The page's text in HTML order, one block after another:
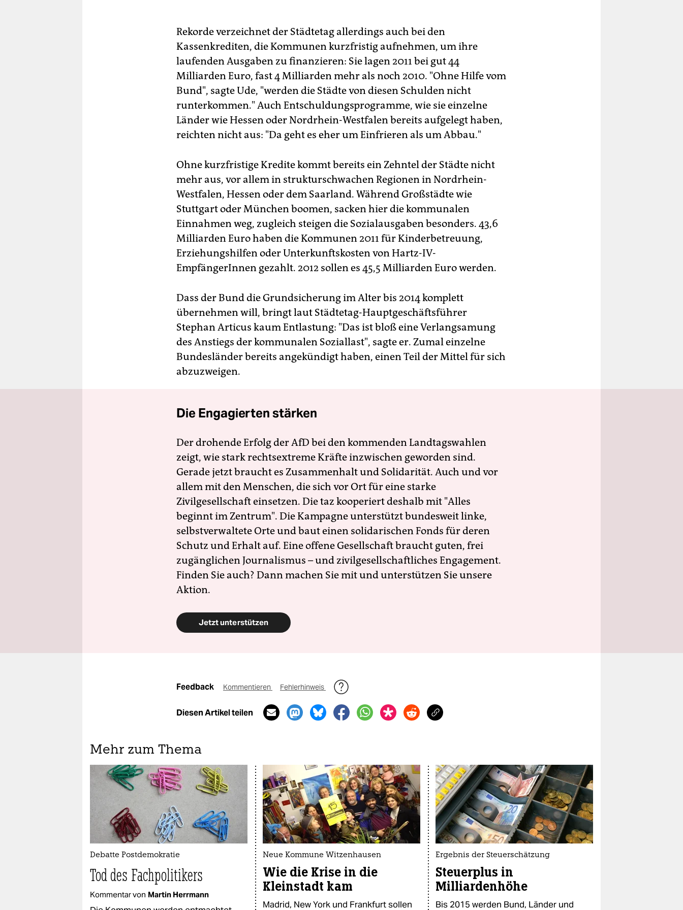
Rekorde verzeichnet der Städtetag allerdings auch bei den
Kassenkrediten, die Kommunen kurzfristig aufnehmen, um ihre
laufenden Ausgaben zu finanzieren: Sie lagen 2011 bei gut 44
Milliarden Euro, fast 4 Milliarden mehr als noch 2010. "Ohne Hilfe vom
Bund", sagte Ude, "werden die Städte von diesen Schulden nicht
runterkommen." Auch Entschuldungsprogramme, wie sie einzelne
Länder wie Hessen oder Nordrhein-Westfalen bereits aufgelegt haben,
reichten nicht aus: "Da geht es eher um Einfrieren als um Abbau."
Ohne kurzfristige Kredite kommt bereits ein Zehntel der Städte nicht
mehr aus, vor allem in strukturschwachen Regionen in Nordrhein-
Westfalen, Hessen oder dem Saarland. Während Großstädte wie
Stuttgart oder München boomen, sacken hier die kommunalen
Einnahmen weg, zugleich steigen die Sozialausgaben besonders. 43,6
Milliarden Euro haben die Kommunen 2011 für Kinderbetreuung,
Erziehungshilfen oder Unterkunftskosten von Hartz-IV-
EmpfängerInnen gezahlt. 2012 sollen es 45,5 Milliarden Euro werden.
Dass der Bund die Grundsicherung im Alter bis 2014 komplett
übernehmen will, bringt laut Städtetag-Hauptgeschäftsführer
Stephan Articus kaum Entlastung: "Das ist bloß eine Verlangsamung
des Anstiegs der kommunalen Soziallast", sagte er. Zumal einzelne
Bundesländer bereits angekündigt haben, einen Teil der Mittel für sich
abzuzweigen.
Die Engagierten stärken
Der drohende Erfolg der AfD bei den kommenden Landtagswahlen
zeigt, wie stark rechtsextreme Kräfte inzwischen geworden sind.
Gerade jetzt braucht es Zusammenhalt und Solidarität. Auch und vor
allem mit den Menschen, die sich vor Ort für eine starke
Zivilgesellschaft einsetzen. Die taz kooperiert deshalb mit "Alles
beginnt im Zentrum". Die Kampagne unterstützt bundesweit linke,
selbstverwaltete Orte und baut einen solidarischen Fonds für deren
Schutz und Erhalt auf. Eine offene Gesellschaft braucht guten, frei
zugänglichen Journalismus – und zivilgesellschaftliches Engagement.
Finden Sie auch? Dann machen Sie mit und unterstützen Sie unsere
Aktion.
Jetzt unterstützen
Feedback Kommentieren Fehlerhinweis
Diesen Artikel teilen
Mehr zum Thema
Debatte Postdemokratie
Tod des Fachpolitikers
Kommentar von Martin Herrmann
Neue Kommune Witzenhausen
Wie die Krise in die
Kleinstadt kam
Madrid, New York und Frankfurt sollen
Ergebnis der Steuerschätzung
Steuerplus in
Milliardenhöhe
Bis 2015 werden Bund, Länder und